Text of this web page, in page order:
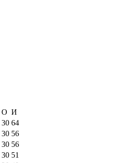
О И
30 64
30 56
30 56
30 51